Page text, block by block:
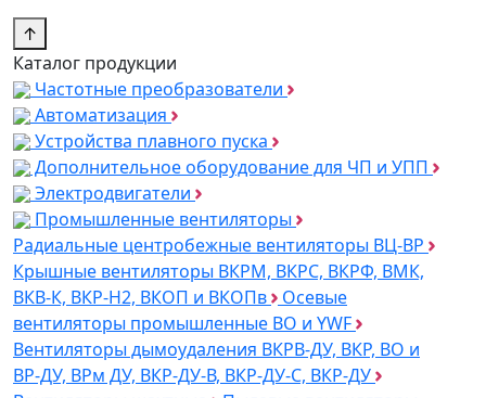
↑
Каталог продукции
Частотные преобразователи
Автоматизация
Устройства плавного пуска
Дополнительное оборудование для ЧП и УПП
Электродвигатели
Промышленные вентиляторы
Радиальные центробежные вентиляторы ВЦ-ВР
Крышные вентиляторы ВКРМ, ВКРС, ВКРФ, ВМК,
ВКВ-К, ВКР-Н2, ВКОП и ВКОПв
Осевые
вентиляторы промышленные ВО и YWF
Вентиляторы дымоудаления ВКРВ-ДУ, ВКР, ВО и
ВР-ДУ, ВРм ДУ, ВКР-ДУ-В, ВКР-ДУ-С, ВКР-ДУ